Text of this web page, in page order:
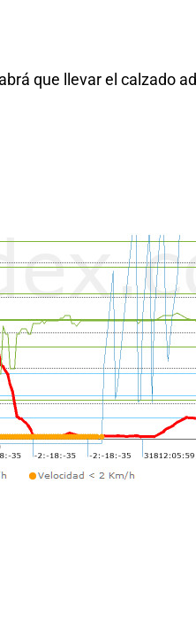
que llevar el calzado